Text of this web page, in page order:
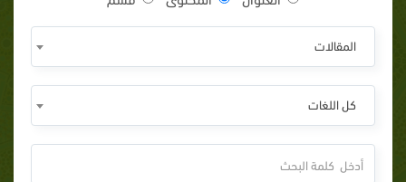
المقالات
كل اللغات